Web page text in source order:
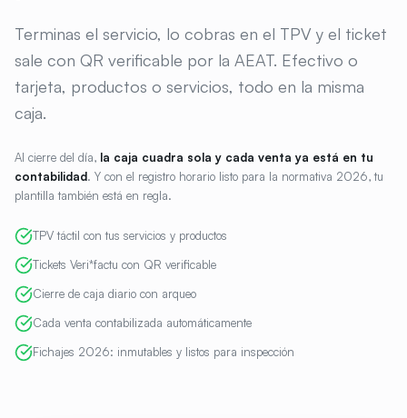
Terminas el servicio, lo cobras en el TPV y el ticket
sale con QR verificable por la AEAT. Efectivo o
tarjeta, productos o servicios, todo en la misma
caja.
Al cierre del día, la caja cuadra sola y cada venta ya está en tu
contabilidad. Y con el registro horario listo para la normativa 2026, tu
plantilla también está en regla.
TPV táctil con tus servicios y productos
Tickets Veri*factu con QR verificable
Cierre de caja diario con arqueo
Cada venta contabilizada automáticamente
Fichajes 2026: inmutables y listos para inspección